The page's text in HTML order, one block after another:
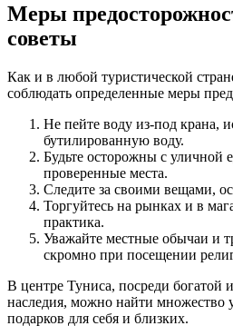
Меры
советы
Как и в любой туристической
соблюдать определенные меры
Не пейте воду из-под крана,
бутилированную воду.
Будьте осторожны с уличной
проверенные места.
Следите за своими вещами,
Торгуйтесь на рынках и в
практика.
Уважайте местные обычаи и
скромно при посещении
В центре Туниса, посреди богатой
наследия, можно найти множество
подарков для себя и близких.